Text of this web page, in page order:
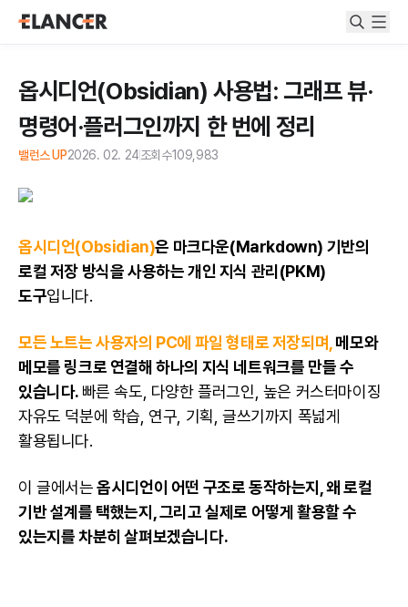
옵시디언(Obsidian) 사용법: 그래프 뷰·
명령어·플러그인까지 한 번에 정리
밸런스 UP2026. 02. 24조회수109,983
옵시디언(Obsidian)은 마크다운(Markdown) 기반의
로컬 저장 방식을 사용하는 개인 지식 관리(PKM)
도구입니다.
모든 노트는 사용자의 PC에 파일 형태로 저장되며, 메모와
메모를 링크로 연결해 하나의 지식 네트워크를 만들 수
있습니다. 빠른 속도, 다양한 플러그인, 높은 커스터마이징
자유도 덕분에 학습, 연구, 기획, 글쓰기까지 폭넓게
활용됩니다.
이 글에서는옵시디언이 어떤 구조로 동작하는지, 왜 로컬
기반 설계를 택했는지, 그리고 실제로 어떻게 활용할 수
있는지를 차분히 살펴보겠습니다.